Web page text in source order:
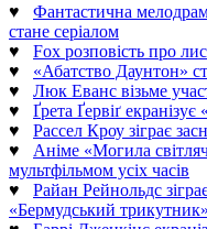
♥ Фантастична
стане серіалом
♥ Fox розповість про
♥ «Абатство Даунтон»
♥ Люк Еванс візьме
♥ Ґрета Ґервіґ
♥ Рассел Кроу зіграє
♥ Аніме «Могила
мультфільмом усіх часів
♥ Райан Рейнольдс
«Бермудський трикутник»